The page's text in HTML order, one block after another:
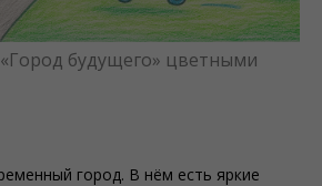
будущего» цветными
город. В нём есть яркие